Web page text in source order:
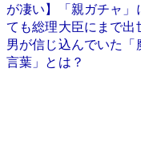
が凄い】「親ガチャ」
ても総理大臣にまで出
男が信じ込んでいた「
言葉」とは？